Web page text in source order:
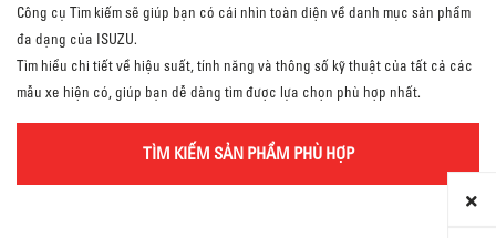
Công cụ Tìm kiếm sẽ giúp bạn có cái nhìn toàn diện về danh mục sản phẩm
đa dạng của ISUZU.
Tìm hiểu chi tiết về hiệu suất, tính năng và thông số kỹ thuật của tất cả các
mẫu xe hiện có, giúp bạn dễ dàng tìm được lựa chọn phù hợp nhất.
TÌM KIẾM SẢN PHẨM PHÙ HỢP